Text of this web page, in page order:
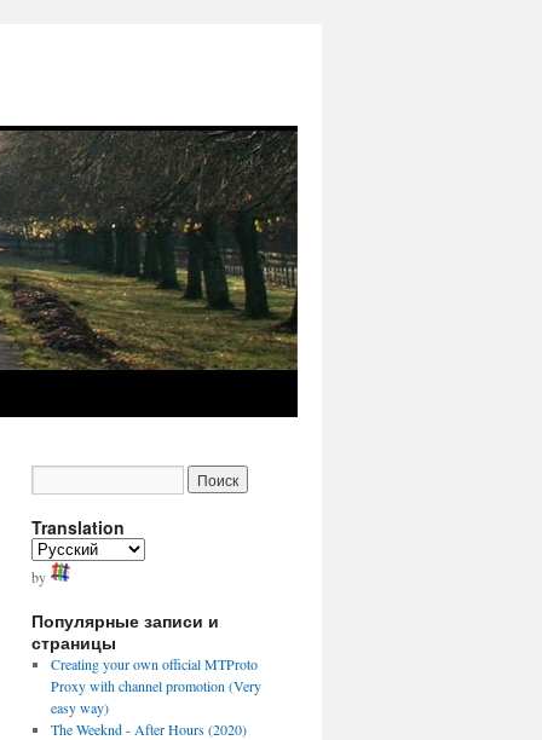
Translation
by
Популярные записи и
страницы
Creating your own official MTProto
Proxy with channel promotion (Very
easy way)
The Weeknd - After Hours (2020)